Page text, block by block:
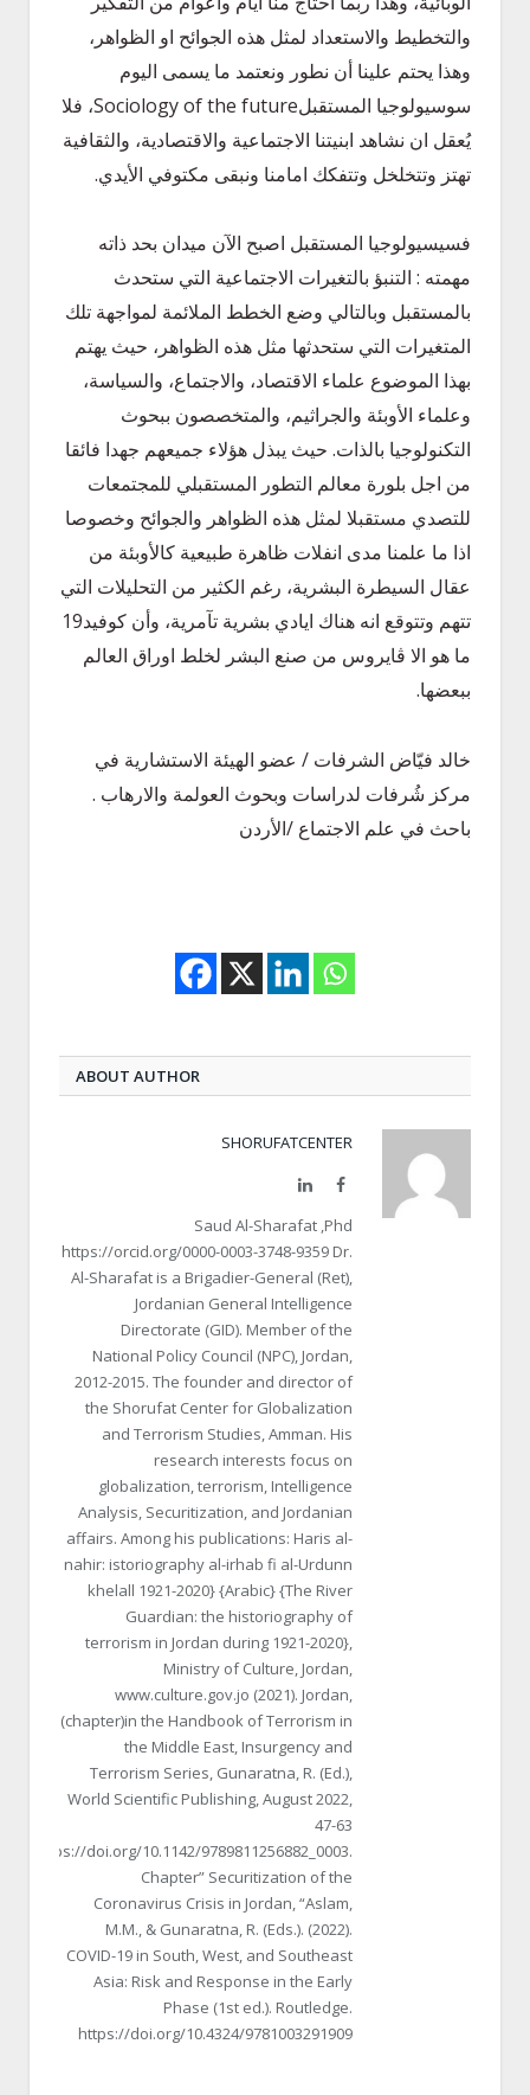
والتخطيط والاستعداد لمثل هذه الجوائح او الظواهر،
وهذا يحتم علينا أن نطور ونعتمد ما يسمى اليوم
سوسيولوجيا المستقبلSociology of the future، فلا
يُعقل ان نشاهد ابنيتنا الاجتماعية والاقتصادية، والثقافية
تهتز وتتخلخل وتتفكك امامنا ونبقى مكتوفي الأيدي.
فسيسيولوجيا المستقبل اصبح الآن ميدان بحد ذاته
مهمته : التنبؤ بالتغيرات الاجتماعية التي ستحدث
بالمستقبل وبالتالي وضع الخطط الملائمة لمواجهة تلك
المتغيرات التي ستحدثها مثل هذه الظواهر، حيث يهتم
بهذا الموضوع علماء الاقتصاد، والاجتماع، والسياسة،
وعلماء الأوبئة والجراثيم، والمتخصصون ببحوث
التكنولوجيا بالذات. حيث يبذل هؤلاء جميعهم جهدا فائقا
من اجل بلورة معالم التطور المستقبلي للمجتمعات
للتصدي مستقبلا لمثل هذه الظواهر والجوائح وخصوصا
اذا ما علمنا مدى انفلات ظاهرة طبيعية كالأوبئة من
عقال السيطرة البشرية، رغم الكثير من التحليلات التي
تتهم وتتوقع انه هناك ايادي بشرية تآمرية، وأن كوفيد19
ما هو الا ڤايروس من صنع البشر لخلط اوراق العالم
ببعضها.
خالد فيّاض الشرفات / عضو الهيئة الاستشارية في
مركز شُرفات لدراسات وبحوث العولمة والارهاب .
باحث في علم الاجتماع /الأردن
ABOUT AUTHOR
SHORUFATCENTER
Facebook
LinkedIn
Saud Al-Sharafat ,Phd
https://orcid.org/0000-0003-3748-9359 Dr.
Al-Sharafat is a Brigadier-General (Ret),
Jordanian General Intelligence
Directorate (GID). Member of the
National Policy Council (NPC), Jordan,
2012-2015. The founder and director of
the Shorufat Center for Globalization
and Terrorism Studies, Amman. His
research interests focus on
globalization, terrorism, Intelligence
Analysis, Securitization, and Jordanian
affairs. Among his publications: Haris al-
nahir: istoriography al-irhab fi al-Urdunn
khelall 1921-2020} {Arabic} {The River
Guardian: the historiography of
terrorism in Jordan during 1921-2020},
Ministry of Culture, Jordan,
www.culture.gov.jo (2021). Jordan,
(chapter)in the Handbook of Terrorism in
the Middle East, Insurgency and
Terrorism Series, Gunaratna, R. (Ed.),
World Scientific Publishing, August 2022,
47-63
https://doi.org/10.1142/9789811256882_0003.
Chapter” Securitization of the
Coronavirus Crisis in Jordan, “Aslam,
M.M., & Gunaratna, R. (Eds.). (2022).
COVID-19 in South, West, and Southeast
Asia: Risk and Response in the Early
Phase (1st ed.). Routledge.
https://doi.org/10.4324/9781003291909